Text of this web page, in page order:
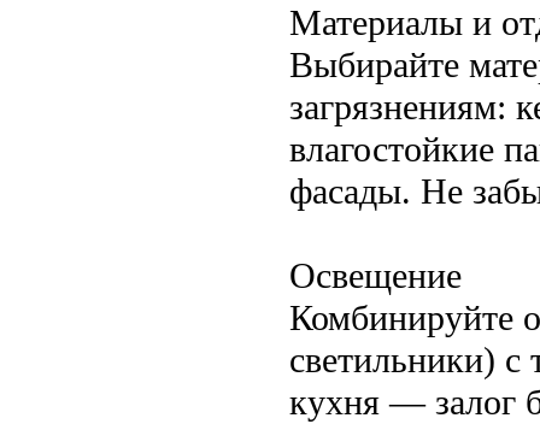
Материалы и
Выбирайте
загрязнениям:
влагостойкие
фасады. Не
Освещение
Комбинируйте
светильники)
кухня — залог